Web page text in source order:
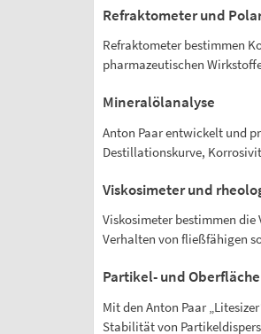
Refraktometer und
Refraktometer bestimmen
pharmazeutischen
Mineralölanalyse
Anton Paar entwickelt und
Destillationskurve,
Viskosimeter und
Viskosimeter bestimmen
Verhalten von fließfähigen
Partikel- und
Mit den Anton Paar
Stabilität von